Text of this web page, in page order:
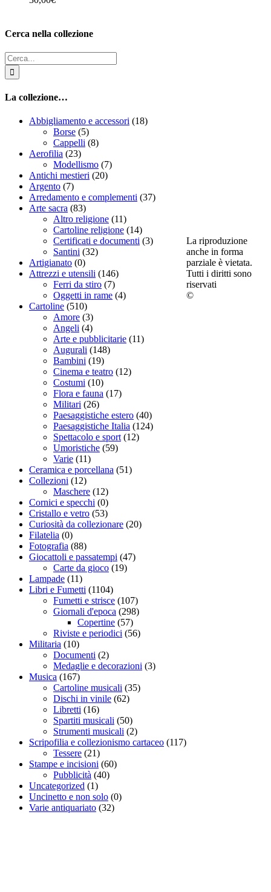
Cerca nella collezione
Cerca
per:
La collezione…
Abbigliamento e accessori (18)
Borse (5)
Cappelli (8)
Aerofilia (23)
Modellismo (7)
Antichi mestieri (20)
Argento (7)
Arredamento e complementi (37)
Arte sacra (83)
Altro religione (11)
Cartoline religione (14)
Certificati e documenti (3)
Santini (32)
Artigianato (0)
Attrezzi e utensili (146)
Ferri da stiro (7)
Oggetti in rame (4)
Cartoline (510)
Amore (3)
Angeli (4)
Arte e pubblicitarie (11)
Augurali (148)
Bambini (19)
Cinema e teatro (12)
Costumi (10)
Flora e fauna (17)
Militari (26)
Paesaggistiche estero (40)
Paesaggistiche Italia (124)
Spettacolo e sport (12)
Umoristiche (59)
Varie (11)
Ceramica e porcellana (51)
Collezioni (12)
Maschere (12)
Cornici e specchi (0)
Cristallo e vetro (53)
Curiosità da collezionare (20)
Filatelia (0)
Fotografia (88)
Giocattoli e passatempi (47)
Carte da gioco (19)
Lampade (11)
Libri e Fumetti (1104)
Fumetti e strisce (107)
Giornali d'epoca (298)
Copertine (57)
Riviste e periodici (56)
Militaria (10)
Documenti (2)
Medaglie e decorazioni (3)
Musica (167)
Cartoline musicali (35)
Dischi in vinile (62)
Libretti (16)
Spartiti musicali (50)
Strumenti musicali (2)
Scripofilia e collezionismo cartaceo (117)
Tessere (21)
Stampe e incisioni (60)
Pubblicità (40)
Uncategorized (1)
Uncinetto e non solo (0)
Varie antiquariato (32)
La riproduzione
anche in forma
parziale è vietata.
Tutti i diritti sono
riservati
©